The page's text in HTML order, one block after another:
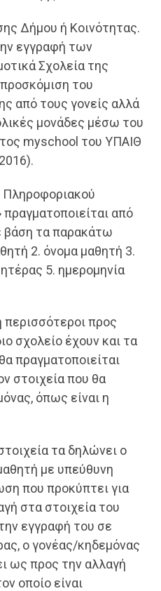
Δήμου ή Κοινότητας.
εγγραφή των
Σχολεία της
του
από τους γονείς αλλά
μονάδες μέσω του
myschool του ΥΠΑΙΘ
από
βάση τα παρακάτω
2. όνομα μαθητή 3.
5. ημερομηνία
προς
σχολείο έχουν και τα
πραγματοποιείται
στοιχεία που θα
όπως είναι η
τα δηλώνει ο
με υπεύθυνη
που προκύπτει για
στα στοιχεία του
εγγραφή του σε
ο γονέας/κηδεμόνας
ως προς την αλλαγή
οποίο είναι